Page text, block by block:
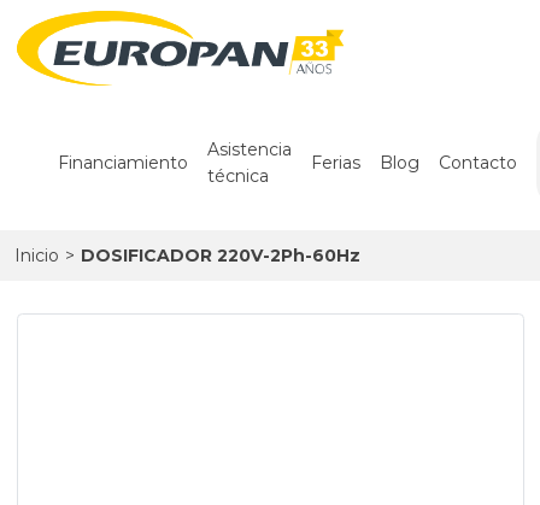
Financiamiento
Asistencia
técnica
Ferias Blog Contacto
Inicio > DOSIFICADOR 220V-2Ph-60Hz